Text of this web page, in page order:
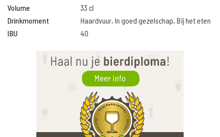
Volume
33 cl
Drinkmoment
Haardvuur, In goed gezelschap, Bij het eten
IBU
40